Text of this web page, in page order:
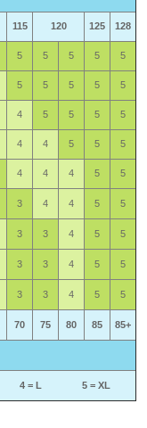
115 120 125 128
5 5 5 5 5
5 5 5 5 5
4 5 5 5 5
4 4 5 5 5
4 4 4 5 5
3 4 4 5 5
3 3 4 5 5
3 3 4 5 5
3 3 4 5 5
70 75 80 85 85+
4 = L 5 = XL